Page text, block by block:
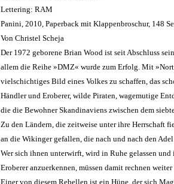
Lettering: RAM
Panini, 2010, Paperback mit Klappenbroschur, 148
Von Christel Scheja
Der 1972 geborene Brian Wood ist seit Abschluss
allem die Reihe »DMZ« wurde zum Erfolg. Mit
vielschichtiges Bild eines Volkes zu schaffen, das
Händler und Eroberer, wilde Piraten, wagemutige
die die Bewohner Skandinaviens zwischen dem
Zu den Ländern, die zeitweise unter ihre Herrschaft
an die Wikinger gefallen, die nach und nach den
Wer sich ihnen unterwirft, wird in Ruhe gelassen
Eroberer anzuerkennen, müssen damit rechnen
Einer von diesem Rebellen ist ein Hüne, der sich